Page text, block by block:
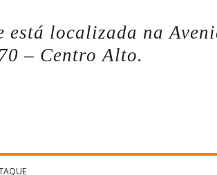
está localizada na
– Centro Alto.